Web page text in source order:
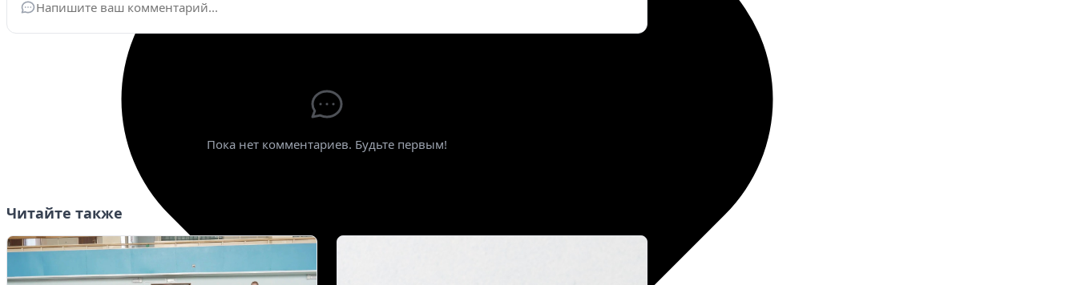
Ваше имя* Электронная почта*
Пока нет комментариев. Будьте первым!
Читайте также